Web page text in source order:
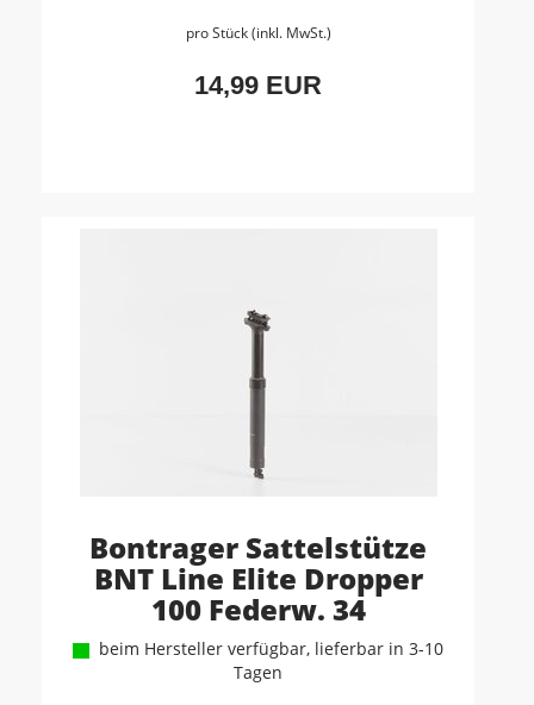
pro Stück (inkl. MwSt.)
14,99 EUR
Bontrager Sattelstütze
BNT Line Elite Dropper
100 Federw. 34
beim Hersteller verfügbar, lieferbar in 3-10
Tagen